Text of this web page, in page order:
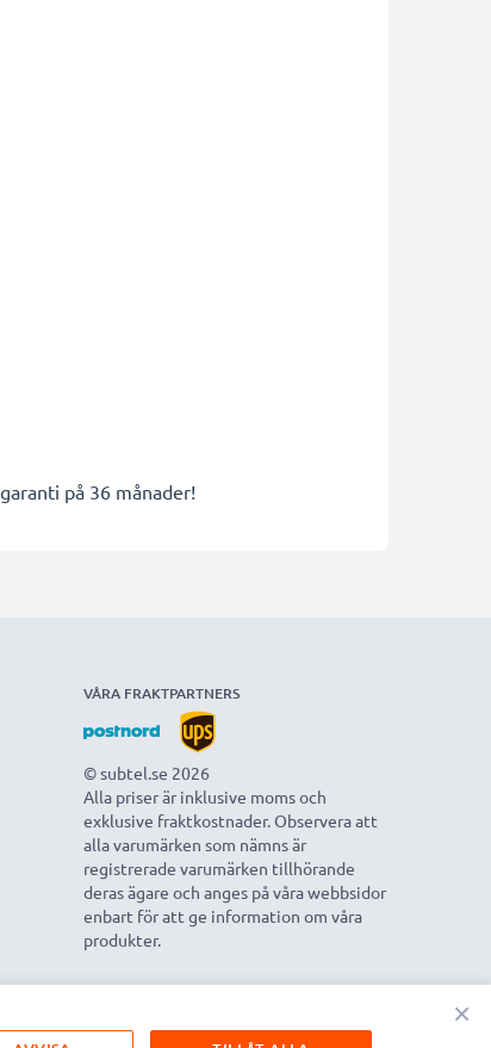
på 36 månader!
VÅRA FRAKTPARTNERS
© subtel.se 2026
Alla priser är inklusive moms och
exklusive fraktkostnader. Observera att
alla varumärken som nämns är
registrerade varumärken tillhörande
deras ägare och anges på våra webbsidor
enbart för att ge information om våra
produkter.
×